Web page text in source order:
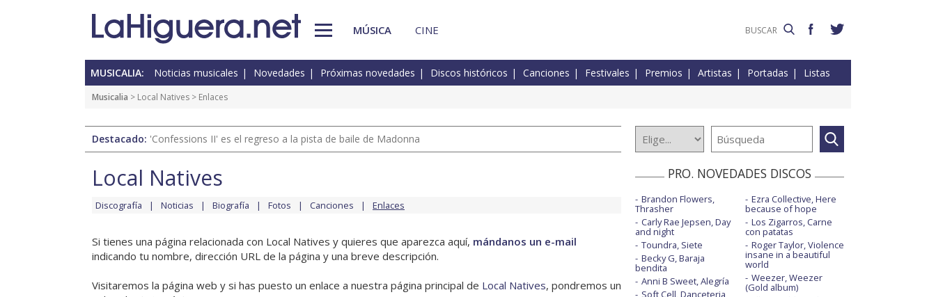
MÚSICA CINE
MUSICALIA: Noticias musicales Novedades Próximas novedades Discos históricos Canciones Festivales Premios Artistas Portadas Listas
Musicalia > Local Natives > Enlaces
Destacado: 'Confessions II' es el regreso a la pista de baile de Madonna
Local Natives
Discografía Noticias Biografía Fotos Canciones Enlaces
Si tienes una página relacionada con Local Natives y quieres que aparezca aquí, mándanos un e-mail
indicando tu nombre, dirección URL de la página y una breve descripción.
Visitaremos la página web y si has puesto un enlace a nuestra página principal de Local Natives, pondremos un
PRO. NOVEDADES DISCOS
Brandon Flowers,
Thrasher
Carly Rae Jepsen, Day
and night
Toundra, Siete
Becky G, Baraja
bendita
Anni B Sweet, Alegría
Soft Cell, Danceteria
Ezra Collective, Here
because of hope
Los Zigarros, Carne
con patatas
Roger Taylor, Violence
insane in a beautiful
world
Weezer, Weezer
(Gold album)